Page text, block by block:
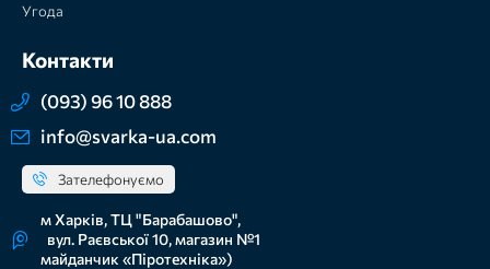
Угода
Контакти
(093) 96 10 888
info@svarka-ua.com
Зателефонуємо
м Харків, ТЦ "Барабашово",
вул. Раєвської 10, магазин №1
майданчик «Піротехніка»)